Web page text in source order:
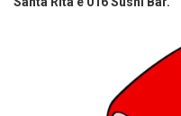
Santa Rita e 016 Sushi Bar.